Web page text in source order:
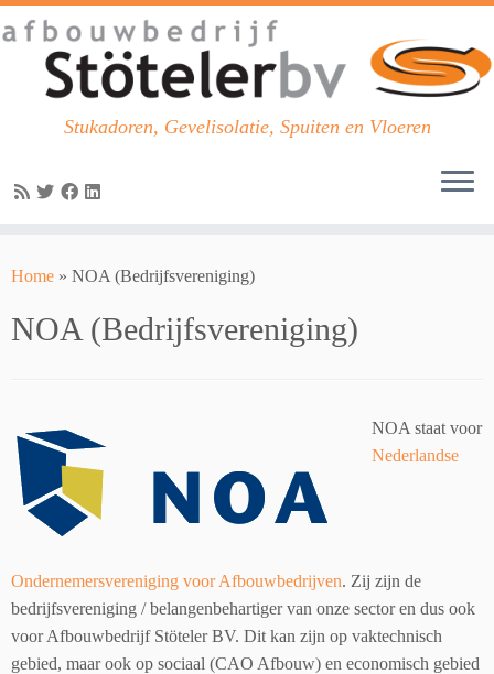
to
Stukadoren, Gevelisolatie, Spuiten en Vloeren
Home » NOA (Bedrijfsvereniging)
NOA (Bedrijfsvereniging)
NOA staat voor
Nederlandse
Ondernemersvereniging voor Afbouwbedrijven. Zij zijn de
bedrijfsvereniging / belangenbehartiger van onze sector en dus ook
voor Afbouwbedrijf Stöteler BV. Dit kan zijn op vaktechnisch
gebied, maar ook op sociaal (CAO Afbouw) en economisch gebied